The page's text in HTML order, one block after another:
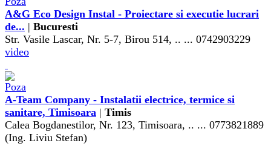
A&G Eco Design Instal - Proiectare si executie lucrari
de... | Bucuresti
Str. Vasile Lascar, Nr. 5-7, Birou 514, .. ... 0742903229
video
A-Team Company - Instalatii electrice, termice si
sanitare, Timisoara | Timis
Calea Bogdanestilor, Nr. 123, Timisoara, .. ... 0773821889
(Ing. Liviu Stefan)